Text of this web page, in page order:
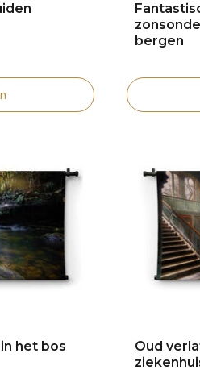
bergen
het bos
Oud